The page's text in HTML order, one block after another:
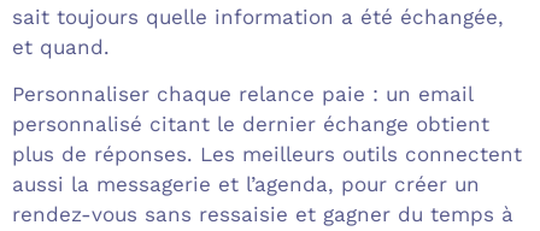
sait toujours quelle information a été échangée,
et quand.
Personnaliser chaque relance paie : un email
personnalisé citant le dernier échange obtient
plus de réponses. Les meilleurs outils connectent
aussi la messagerie et l’agenda, pour créer un
rendez-vous sans ressaisie et gagner du temps à